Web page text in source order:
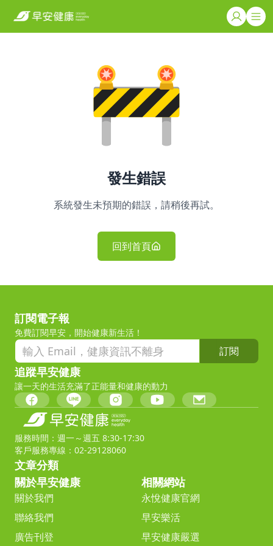
發生錯誤
系統發生未預期的錯誤，請稍後再試。
回到首頁
訂閱電子報
免費訂閱早安，開始健康新生活！
訂閱
追蹤早安健康
讓一天的生活充滿了正能量和健康的動力
服務時間：週一～週五 8:30-17:30
客戶服務專線：02-29128060
文章分類
關於早安健康
關於我們
聯絡我們
廣告刊登
相關網站
永悅健康官網
早安樂活
早安健康嚴選